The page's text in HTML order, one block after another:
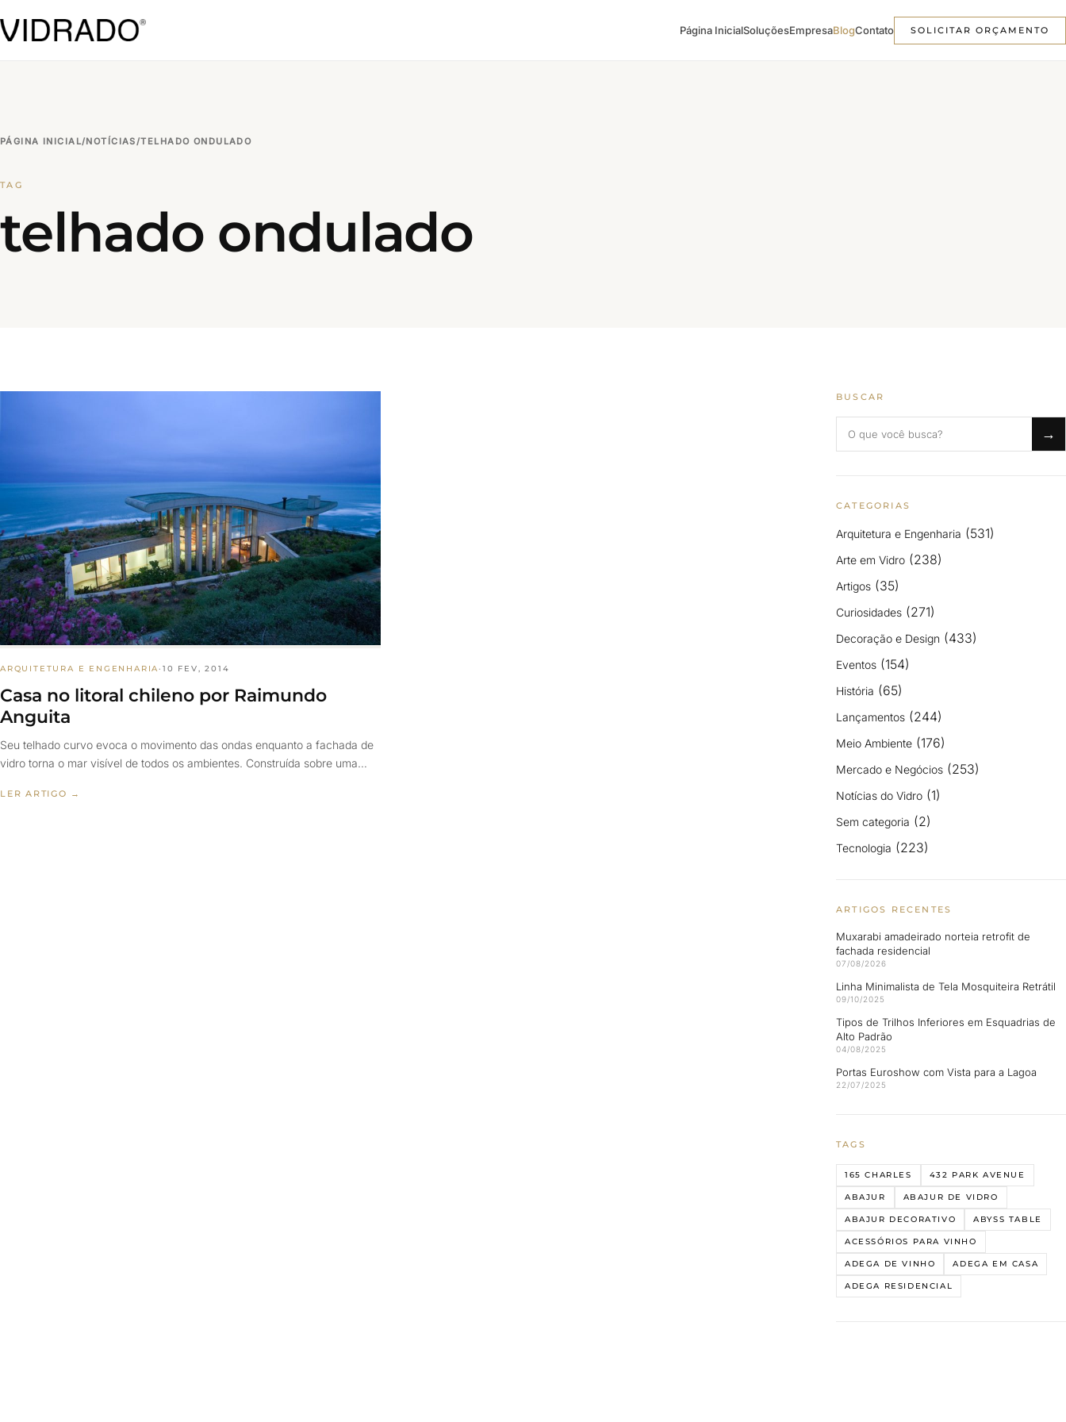
Página InicialSoluçõesEmpresaBlogContato SOLICITAR ORÇAMENTO
PÁGINA INICIAL/NOTÍCIAS/TELHADO ONDULADO
TAG
telhado ondulado
ARQUITETURA E ENGENHARIA·10 FEV, 2014
Casa no litoral chileno por Raimundo
Anguita
Seu telhado curvo evoca o movimento das ondas enquanto a fachada de
vidro torna o mar visível de todos os ambientes. Construída sobre uma…
LER ARTIGO →
BUSCAR
→
CATEGORIAS
Arquitetura e Engenharia (531)
Arte em Vidro (238)
Artigos (35)
Curiosidades (271)
Decoração e Design (433)
Eventos (154)
História (65)
Lançamentos (244)
Meio Ambiente (176)
Mercado e Negócios (253)
Notícias do Vidro (1)
Sem categoria (2)
Tecnologia (223)
ARTIGOS RECENTES
Muxarabi amadeirado norteia retrofit de
fachada residencial
07/08/2026
Linha Minimalista de Tela Mosquiteira Retrátil
09/10/2025
Tipos de Trilhos Inferiores em Esquadrias de
Alto Padrão
04/08/2025
Portas Euroshow com Vista para a Lagoa
22/07/2025
TAGS
165 CHARLES 432 PARK AVENUE
ABAJUR ABAJUR DE VIDRO
ABAJUR DECORATIVO ABYSS TABLE
ACESSÓRIOS PARA VINHO
ADEGA DE VINHO ADEGA EM CASA
ADEGA RESIDENCIAL